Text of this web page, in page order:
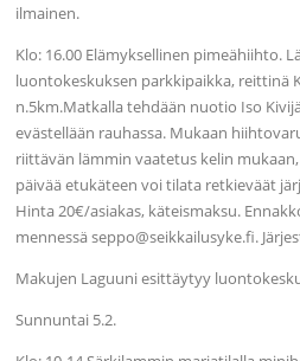
ilmainen.
Klo: 16.00 Elämyksellinen pimeähiihto.
luontokeskuksen parkkipaikka, reittinä
n.5km.Matkalla tehdään nuotio Iso
evästellään rauhassa. Mukaan
riittävän lämmin vaatetus kelin
päivää etukäteen voi tilata retkieväät
Hinta 20€/asiakas, käteismaksu.
mennessä seppo@seikkailusyke.fi.
Makujen Laguuni esittäytyy
Sunnuntai 5.2.